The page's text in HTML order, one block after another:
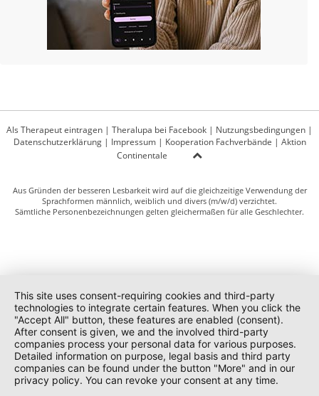
Als Therapeut eintragen | Theralupa bei Facebook | Nutzungsbedingungen |
Datenschutzerklärung| Impressum| Kooperation Fachverbände | Aktion
Continentale
Aus Gründen der besseren Lesbarkeit wird auf die gleichzeitige Verwendung der
Sprachformen männlich, weiblich und divers (m/w/d) verzichtet.
Sämtliche Personenbezeichnungen gelten gleichermaßen für alle Geschlechter.
This site uses consent-requiring cookies and third-party
technologies to integrate certain features. When you click the
"Accept All" button, these features are enabled (consent).
After consent is given, we and the involved third-party
companies process your personal data for various purposes.
Detailed information on purpose, legal basis and third party
companies can be found under the button "More" and in our
privacy policy. You can revoke your consent at any time.